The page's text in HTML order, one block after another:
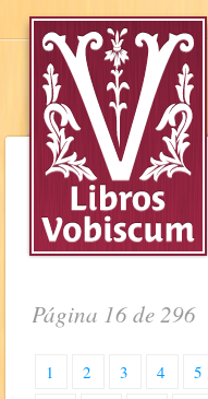
Página 16 de 296
1 2 3 4 5